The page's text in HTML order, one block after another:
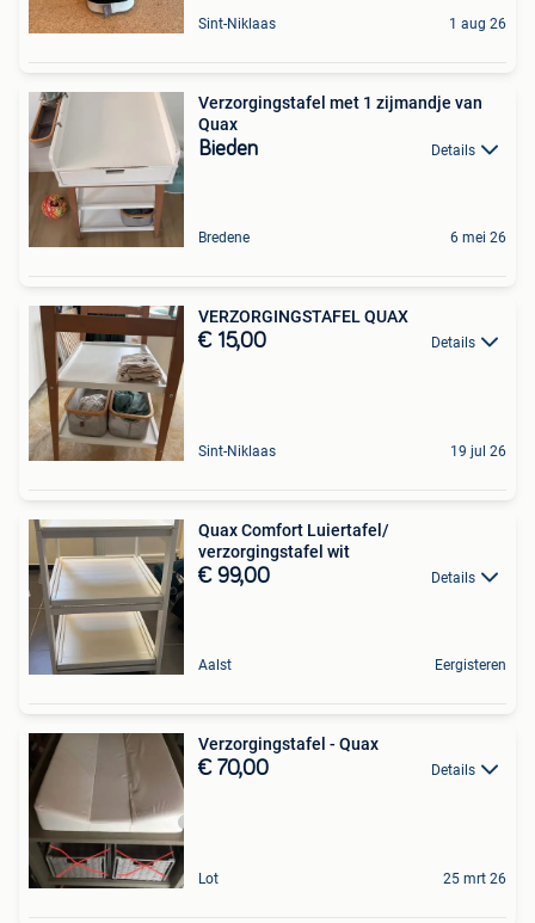
Sint-Niklaas 1 aug 26
Verzorgingstafel met 1 zijmandje van
Quax
Bieden Details
Bredene 6 mei 26
VERZORGINGSTAFEL QUAX
€ 15,00 Details
Sint-Niklaas 19 jul 26
Quax Comfort Luiertafel/
verzorgingstafel wit
€ 99,00 Details
Aalst Eergisteren
Verzorgingstafel - Quax
€ 70,00 Details
Lot 25 mrt 26